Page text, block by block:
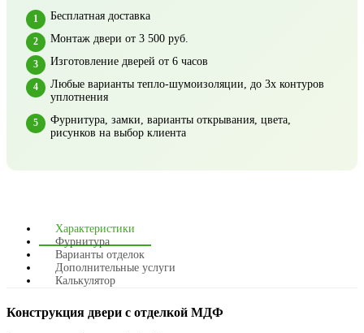
Бесплатная доставка
Монтаж двери от 3 500 руб.
Изготовление дверей от 6 часов
Любые варианты тепло-шумоизоляции, до 3х контуров
уплотнения
Фурнитура, замки, варианты открывания, цвета,
рисунков на выбор клиента
Характеристики
Фурнитура
Варианты отделок
Дополнительные услуги
Калькулятор
Конструкция двери с отделкой МДФ